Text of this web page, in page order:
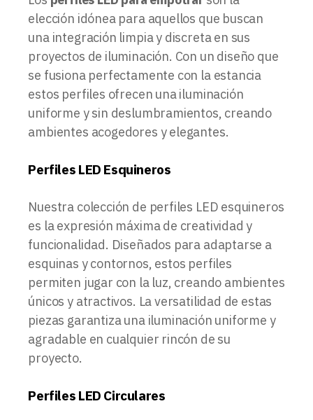
elección idónea para aquellos que buscan
una integración limpia y discreta en sus
proyectos de iluminación. Con un diseño que
se fusiona perfectamente con la estancia
estos perfiles ofrecen una iluminación
uniforme y sin deslumbramientos, creando
ambientes acogedores y elegantes.
Perfiles LED Esquineros
Nuestra colección de perfiles LED esquineros
es la expresión máxima de creatividad y
funcionalidad. Diseñados para adaptarse a
esquinas y contornos, estos perfiles
permiten jugar con la luz, creando ambientes
únicos y atractivos. La versatilidad de estas
piezas garantiza una iluminación uniforme y
agradable en cualquier rincón de su
proyecto.
Perfiles LED Circulares